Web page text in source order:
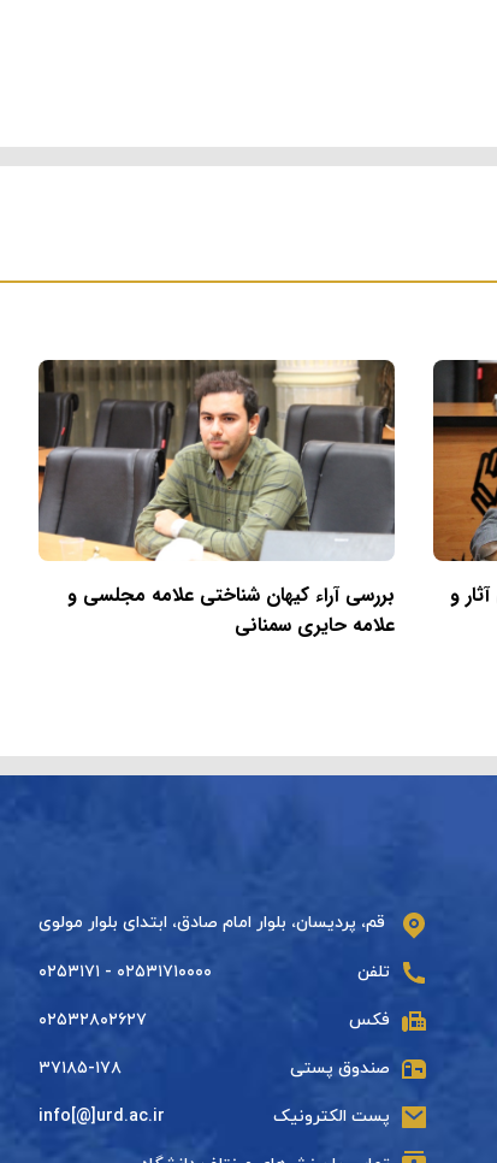
و
بررسی آراء کیهان شناختی علامه مجلسی و
علامه حایری سمنانی
قم، پردیسان، بلوار امام صادق، ابتدای بلوار مولوی
تلفن ۰۲۵۳۱۷۱۰۰۰۰ - ۰۲۵۳۱۷۱
فکس ۰۲۵۳۲۸۰۲۶۲۷
صندوق پستی ۳۷۱۸۵-۱۷۸
پست الکترونیک info[@]urd.ac.ir